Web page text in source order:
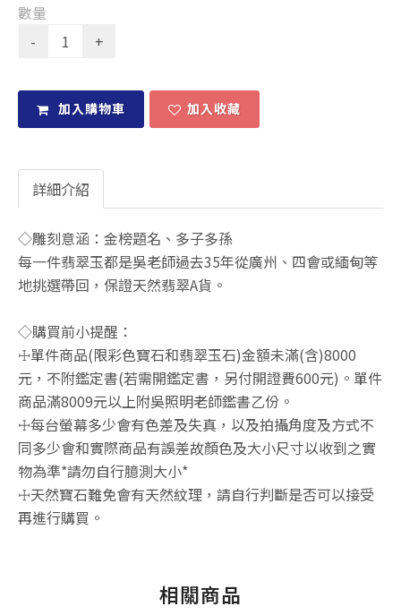
數量
加入購物車 加入收藏
詳細介紹
◇雕刻意涵：金榜題名、多子多孫
每一件翡翠玉都是吳老師過去35年從廣州、四會或緬甸等
地挑選帶回，保證天然翡翠A貨。
◇購買前小提醒：
☩單件商品(限彩色寶石和翡翠玉石)金額未滿(含)8000
元，不附鑑定書(若需開鑑定書，另付開證費600元)。單件
商品滿8009元以上附吳照明老師鑑書乙份。
☩每台螢幕多少會有色差及失真，以及拍攝角度及方式不
同多少會和實際商品有誤差故顏色及大小尺寸以收到之實
物為準*請勿自行臆測大小*
☩天然寶石難免會有天然紋理，請自行判斷是否可以接受
再進行購買。
相關商品